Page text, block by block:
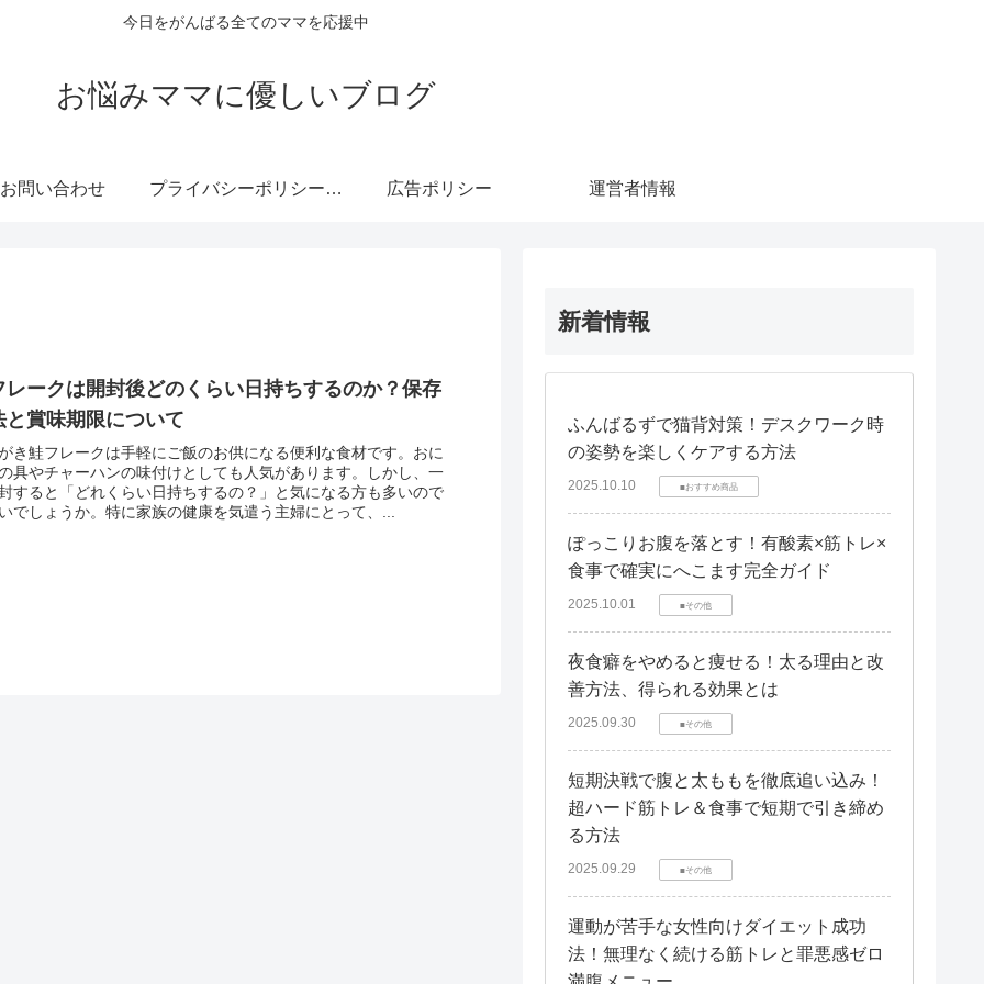
今日をがんばる全てのママを応援中
お悩みママに優しいブログ
お問い合わせ プライバシーポリシー・免責事項 広告ポリシー 運営者情報
レークは開封後どのくらい日持ちするのか？保存
と賞味期限について
き鮭フレークは手軽にご飯のお供になる便利な食材です。おに
具やチャーハンの味付けとしても人気があります。しかし、一
すると「どれくらい日持ちするの？」と気になる方も多いので
でしょうか。特に家族の健康を気遣う主婦にとって、...
新着情報
ふんばるずで猫背対策！デスクワーク時
の姿勢を楽しくケアする方法
2025.10.10 ■おすすめ商品
ぽっこりお腹を落とす！有酸素×筋トレ×
食事で確実にへこます完全ガイド
2025.10.01 ■その他
夜食癖をやめると痩せる！太る理由と改
善方法、得られる効果とは
2025.09.30 ■その他
短期決戦で腹と太ももを徹底追い込み！
超ハード筋トレ＆食事で短期で引き締め
る方法
2025.09.29 ■その他
運動が苦手な女性向けダイエット成功
法！無理なく続ける筋トレと罪悪感ゼロ